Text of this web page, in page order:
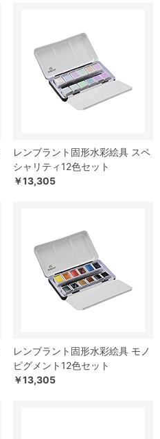
レンブラント固形水彩絵具 スペ
シャリティ12色セット
￥13,305
レンブラント固形水彩絵具 モノ
ピグメント12色セット
￥13,305